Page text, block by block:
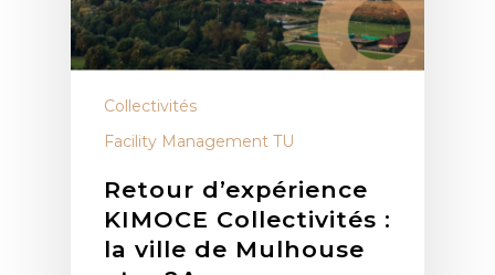
Collectivités
Facility Management TU
Retour d’expérience
KIMOCE Collectivités :
la ville de Mulhouse